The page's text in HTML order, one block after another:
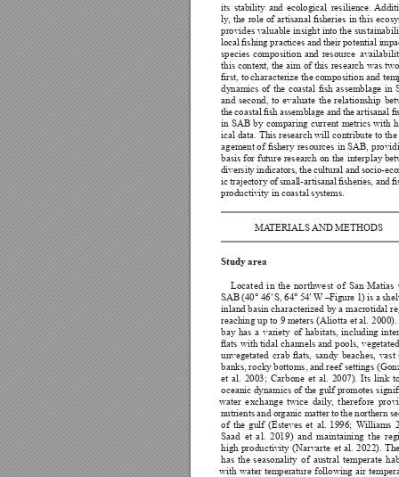
    
      
 
   
   

      
     
 
      
  
   
     



 
Study area
      
 
    
      
     
     

        
    

       
      
     
     
    